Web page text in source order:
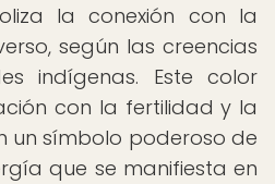
la conexión con la
según las creencias
indígenas. Este color
con la fertilidad y la
un símbolo poderoso de
que se manifiesta en